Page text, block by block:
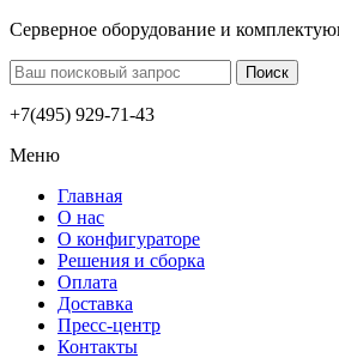
Серверное оборудование и
+7(495) 929-71-43
Меню
Главная
О нас
О конфигураторе
Решения и сборка
Оплата
Доставка
Пресс-центр
Контакты